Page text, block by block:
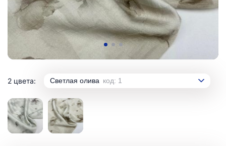
2 цвета: Светлая олива код: 1